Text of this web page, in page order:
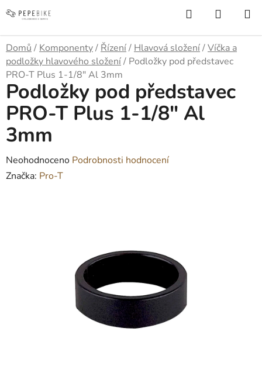
na
Hledat
KOŠÍK
Domů / Komponenty/ Řízení/ Hlavová složení/Víčka a
podložky hlavového složení/ Podložky pod představec
PRO-T Plus 1-1/8" Al 3mm
Podložky pod představec
PRO-T Plus 1-1/8" Al
3mm
Průměrné
hodnocení
Neohodnoceno Podrobnosti hodnocení
Značka: Pro-T